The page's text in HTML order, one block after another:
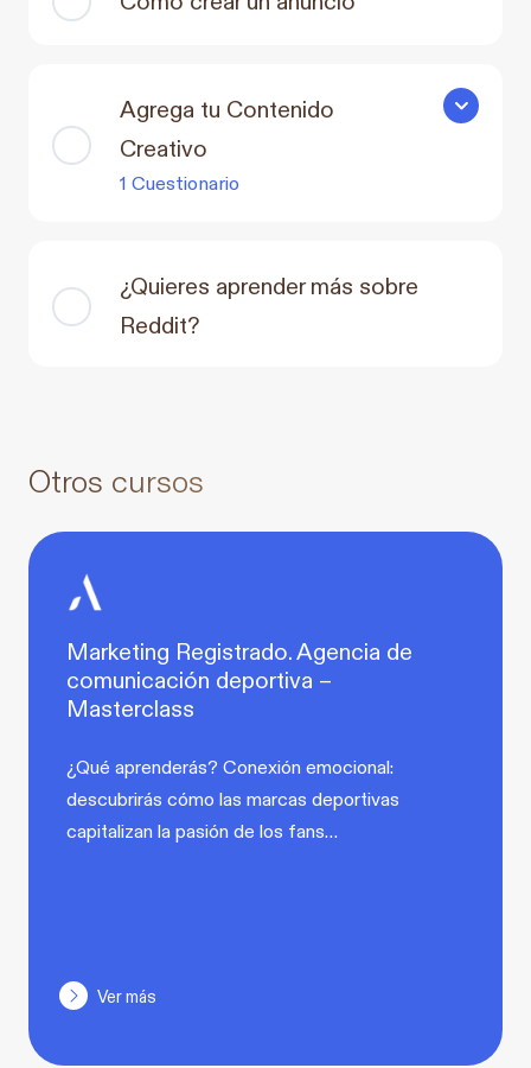
Agrega tu Contenido
Creativo
1 Cuestionario
Agrega tu
¿Quieres aprender más sobre
Reddit?
Otros cursos
Marketing Registrado. Agencia de
comunicación deportiva –
Masterclass
¿Qué aprenderás? Conexión emocional:
descubrirás cómo las marcas deportivas
capitalizan la pasión de los fans…
Ver más